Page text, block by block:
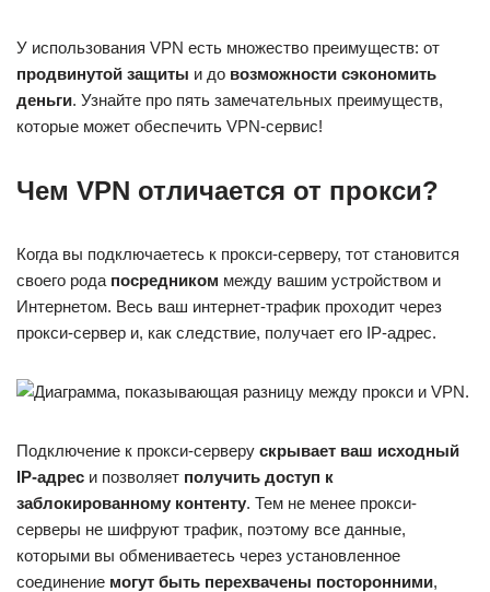
У использования VPN есть множество преимуществ: от
продвинутой защиты и до возможности сэкономить
деньги. Узнайте про пять замечательных преимуществ,
которые может обеспечить VPN-сервис!
Чем VPN отличается от прокси?
Когда вы подключаетесь к прокси-серверу, тот становится
своего рода посредником между вашим устройством и
Интернетом. Весь ваш интернет-трафик проходит через
прокси-сервер и, как следствие, получает его IP-адрес.
Подключение к прокси-серверу скрывает ваш исходный
IP-адрес и позволяет получить доступ к
заблокированному контенту. Тем не менее прокси-
серверы не шифруют трафик, поэтому все данные,
которыми вы обмениваетесь через установленное
соединение могут быть перехвачены посторонними,